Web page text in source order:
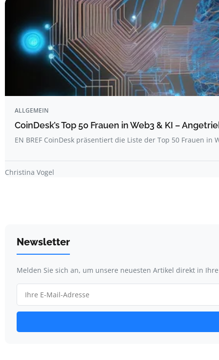
ALLGEMEIN
CoinDesk’s Top 50 Frauen in Web3 & KI –
EN BREF CoinDesk präsentiert die Liste der Top 50 Frauen in
Christina Vogel
Newsletter
Melden Sie sich an, um unsere neuesten Artikel direkt in